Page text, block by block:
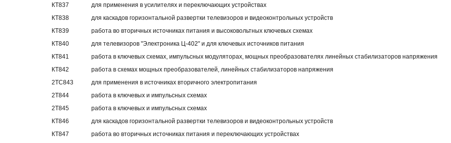
КТ837
для применения в усилителях и переключающих устройствах
КТ838
для каскадов горизонтальной развертки телевизоров и видеоконтрольных устройств
КТ839
работа во вторичных источниках питания и высоковольтных ключевых схемах
КТ840
для телевизоров "Электроника Ц-402" и для ключевых источников питания
КТ841
работа в ключевых схемах, импульсных модуляторах, мощных преобразователях линейных стабилизаторов напряжения
КТ842
работа в схемах мощных преобразователей, линейных стабилизаторов напряжения
2ТС843
для применения в источниках вторичного электропитания
2Т844
работа в ключевых и импульсных схемах
2Т845
работа в ключевых и импульсных схемах
КТ846
для каскадов горизонтальной развертки телевизоров и видеоконтрольных устройств
КТ847
работа во вторичных источниках питания и переключающих устройствах